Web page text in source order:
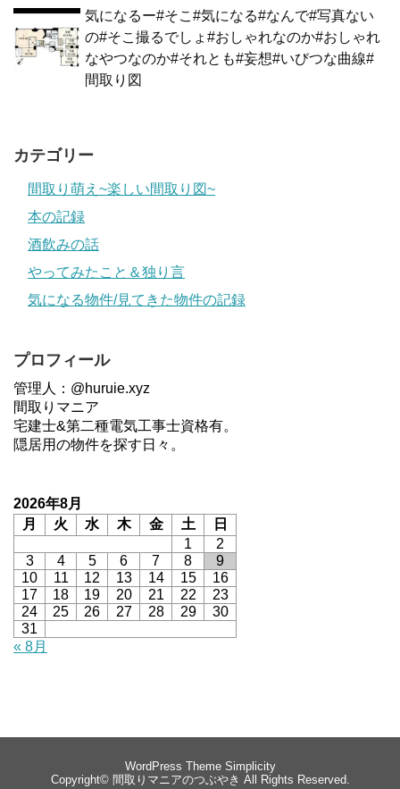
気になるー#そこ#気になる#なんで#写真ない
の#そこ撮るでしょ#おしゃれなのか#おしゃれ
なやつなのか#それとも#妄想#いびつな曲線#
間取り図
カテゴリー
間取り萌え~楽しい間取り図~
本の記録
酒飲みの話
やってみたこと＆独り言
気になる物件/見てきた物件の記録
プロフィール
管理人：@huruie.xyz
間取りマニア
宅建士&第二種電気工事士資格有。
隠居用の物件を探す日々。
2026年8月
月
火 水 木 金 土
日
1
2
3
4 5 6 7 8
9
10
11 12 13 14 15
16
17
18 19 20 21 22
23
24
25 26 27 28 29
30
31
« 8月
WordPress Theme Simplicity
Copyright© 間取りマニアのつぶやき All Rights Reserved.